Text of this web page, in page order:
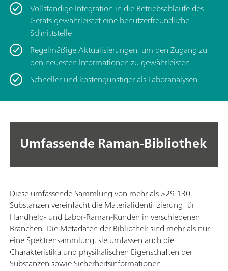
Vollständige Integration in die Betriebsabläufe des
Geräts gewährleistet eine benutzerfreundliche
Schnittstelle
Regelmäßige Aktualisierungen, um den Zugang zu
den neuesten Informationen zu gewährleisten
Schneller und kostengünstiger als Laboranalysen
Umfassende Raman-Bibliothek
Diese umfassende Sammlung von mehr als >29.130
Substanzen vereinfacht die Materialidentifizierung für
Handheld- und Labor-Raman-Kunden in verschiedenen
Branchen. Die Metadaten der Bibliothek sind mehr als nur
eine Spektrensammlung, sie umfassen auch die
Charakteristika und physikalischen Eigenschaften der
Substanzen sowie Sicherheitsinformationen.